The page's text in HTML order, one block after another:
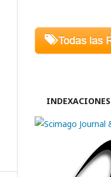
INDEXACIONES